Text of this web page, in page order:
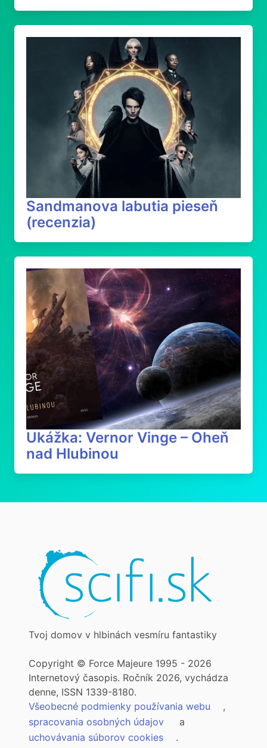
Sandmanova labutia pieseň
(recenzia)
Ukážka: Vernor Vinge – Oheň
nad Hlubinou
Tvoj domov v hlbinách vesmíru fantastiky
Copyright © Force Majeure 1995 - 2026
Internetový časopis. Ročník 2026, vychádza
denne, ISSN 1339-8180.
Všeobecné podmienky používania webu
,
spracovania osobných údajov
a
uchovávania súborov cookies
.